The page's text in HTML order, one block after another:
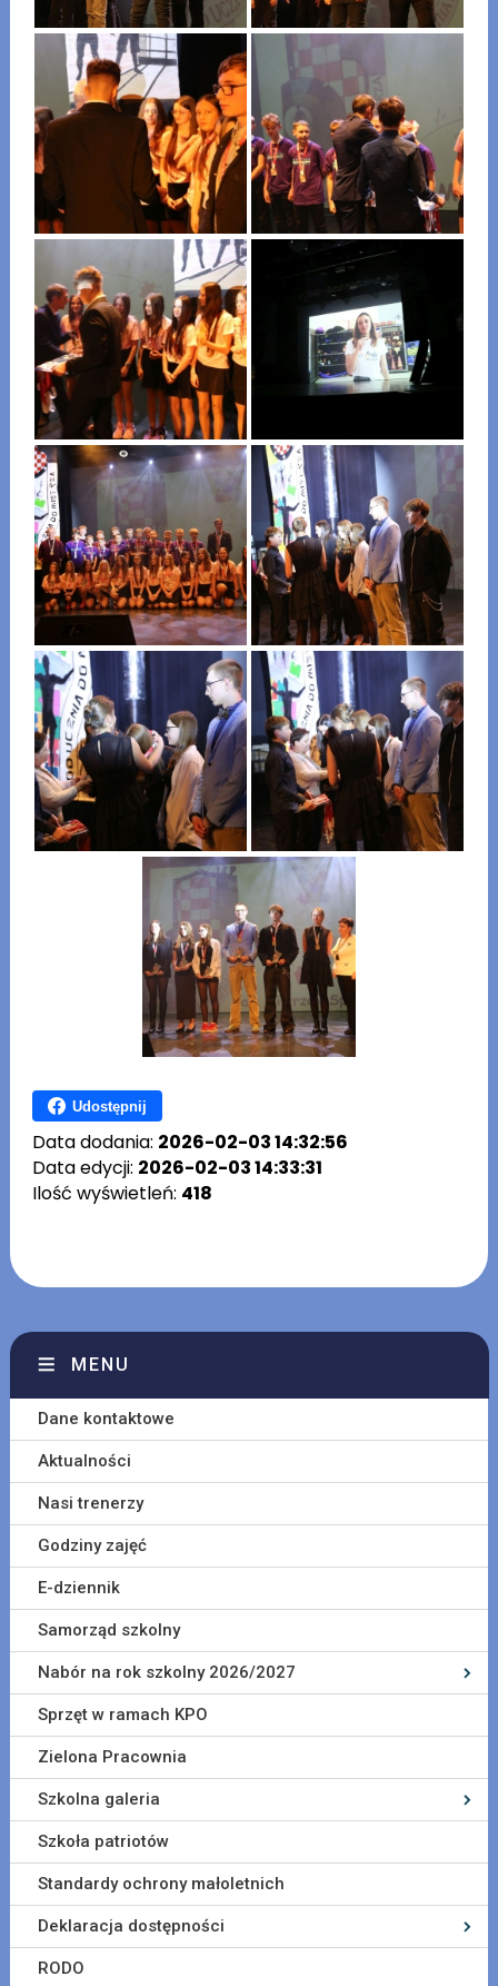
Udostępnij
Data dodania: 2026-02-03 14:32:56
Data edycji: 2026-02-03 14:33:31
Ilość wyświetleń: 418
MENU
Dane kontaktowe
Aktualności
Nasi trenerzy
Godziny zajęć
E-dziennik
Samorząd szkolny
Nabór na rok szkolny 2026/2027
Sprzęt w ramach KPO
Zielona Pracownia
Szkolna galeria
Szkoła patriotów
Standardy ochrony małoletnich
Deklaracja dostępności
RODO